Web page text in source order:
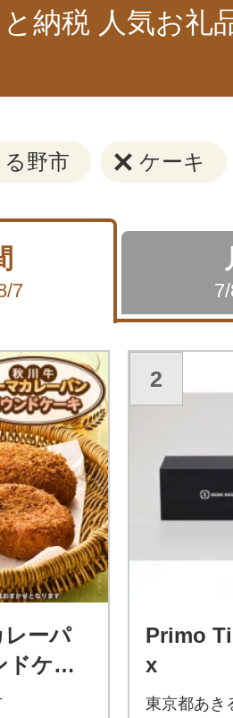
納税 人気お礼
野市 ケーキ
7
ーパ
ドケー
)
2
Primo
x
東京都あき